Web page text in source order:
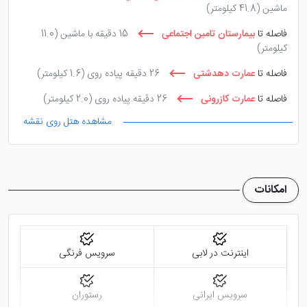
هتل آپارتمان آسمان بوشهر
ساحل دریا فاصله دارد که همین موضوع باعث شده،
گردشگران بسیاری برای اقامت در این هتل، اقدام به رزرو آن
نمایند. در واقع می توان گفت موقعیت مکانی این هتل در
خیابان حافظ جنوبی، یکی از مزیت های مهم آن محسوب
می شود.
ماشین(41.8 کیلومتر)
فاصله تا بیمارستان تامین اجتماعی 15 دقیقه با ماشین
(11.0
کیلومتر)
فاصله تا عمارت دهدشتی 26 دقیقه پیاده روی
(1.6 کیلومتر)
فاصله تا عمارت کازرونی 26 دقیقه پیاده روی
(2.0 کیلومتر)
فاصله تاقدمگاه امام علی 26 دقیقه پیاده روی (1.6 کیلومتر)
مشاهده هتل روی نقشه
امکانات
اینترنت در لابی سرویس فرنگی
سرویس ایرانی رستوران